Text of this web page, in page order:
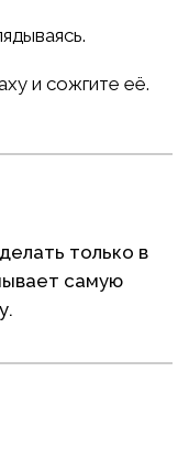
и сожгите её.
только в
самую